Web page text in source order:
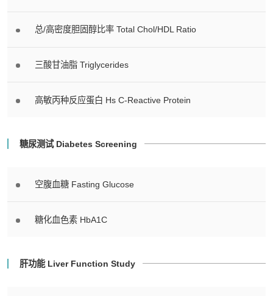
总/高密度胆固醇比率 Total Chol/HDL Ratio
三酸甘油脂 Triglycerides
高敏丙种反应蛋白 Hs C-Reactive Protein
糖尿测试 Diabetes Screening
空腹血糖 Fasting Glucose
糖化血色素 HbA1C
肝功能 Liver Function Study